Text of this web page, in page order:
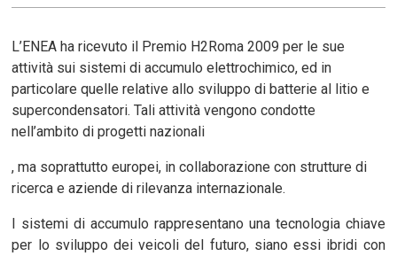
L’ENEA ha ricevuto il Premio H2Roma 2009 per le sue
attività sui sistemi di accumulo elettrochimico, ed in
particolare quelle relative allo sviluppo di batterie al litio e
supercondensatori. Tali attività vengono condotte
nell’ambito di progetti nazionali
, ma soprattutto europei, in collaborazione con strutture di
ricerca e aziende di rilevanza internazionale.
I sistemi di accumulo rappresentano una tecnologia chiave
per lo sviluppo dei veicoli del futuro, siano essi ibridi con